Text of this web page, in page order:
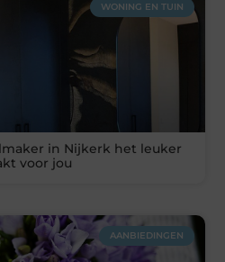
WONING EN TUIN
in Nijkerk het leuker
voor jou
AANBIEDINGEN